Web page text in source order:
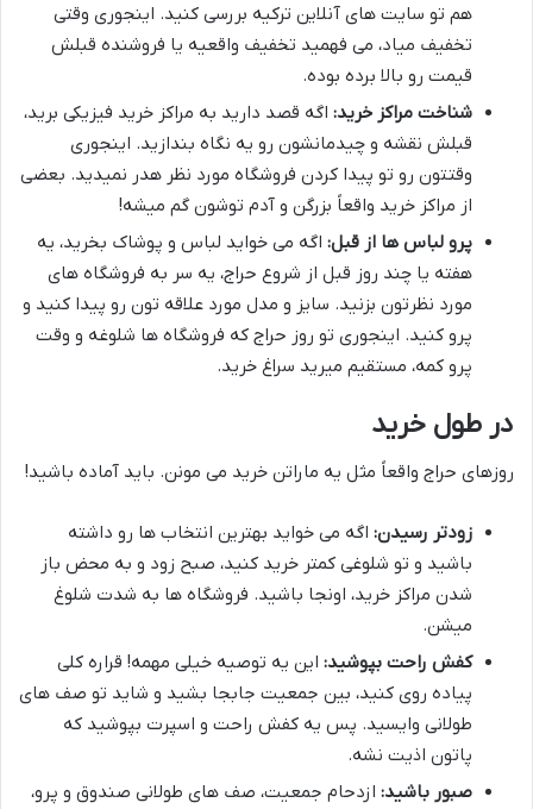
هم تو سایت های آنلاین ترکیه بررسی کنید. اینجوری وقتی
تخفیف میاد، می فهمید تخفیف واقعیه یا فروشنده قبلش
قیمت رو بالا برده بوده.
شناخت مراکز خرید: اگه قصد دارید به مراکز خرید فیزیکی برید،
قبلش نقشه و چیدمانشون رو یه نگاه بندازید. اینجوری
وقتتون رو تو پیدا کردن فروشگاه مورد نظر هدر نمیدید. بعضی
از مراکز خرید واقعاً بزرگن و آدم توشون گم میشه!
پرو لباس ها از قبل: اگه می خواید لباس و پوشاک بخرید، یه
هفته یا چند روز قبل از شروع حراج، یه سر به فروشگاه های
مورد نظرتون بزنید. سایز و مدل مورد علاقه تون رو پیدا کنید و
پرو کنید. اینجوری تو روز حراج که فروشگاه ها شلوغه و وقت
پرو کمه، مستقیم میرید سراغ خرید.
در طول خرید
روزهای حراج واقعاً مثل یه ماراتن خرید می مونن. باید آماده باشید!
زودتر رسیدن: اگه می خواید بهترین انتخاب ها رو داشته
باشید و تو شلوغی کمتر خرید کنید، صبح زود و به محض باز
شدن مراکز خرید، اونجا باشید. فروشگاه ها به شدت شلوغ
میشن.
کفش راحت بپوشید: این یه توصیه خیلی مهمه! قراره کلی
پیاده روی کنید، بین جمعیت جابجا بشید و شاید تو صف های
طولانی وایسید. پس یه کفش راحت و اسپرت بپوشید که
پاتون اذیت نشه.
صبور باشید: ازدحام جمعیت، صف های طولانی صندوق و پرو،